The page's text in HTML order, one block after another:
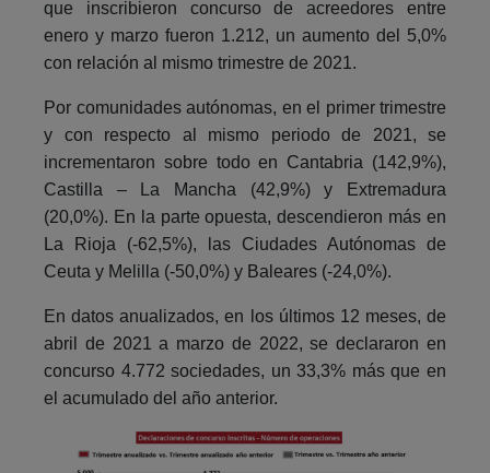
que inscribieron concurso de acreedores entre
enero y marzo fueron 1.212, un aumento del 5,0%
con relación al mismo trimestre de 2021.
Por comunidades autónomas, en el primer trimestre
y con respecto al mismo periodo de 2021, se
incrementaron sobre todo en Cantabria (142,9%),
Castilla – La Mancha (42,9%) y Extremadura
(20,0%). En la parte opuesta, descendieron más en
La Rioja (-62,5%), las Ciudades Autónomas de
Ceuta y Melilla (-50,0%) y Baleares (-24,0%).
En datos anualizados, en los últimos 12 meses, de
abril de 2021 a marzo de 2022, se declararon en
concurso 4.772 sociedades, un 33,3% más que en
el acumulado del año anterior.